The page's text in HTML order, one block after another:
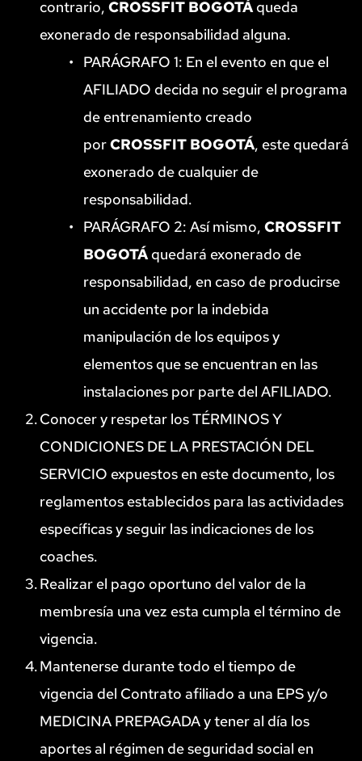
contrario, CROSSFIT BOGOTÁ queda
exonerado de responsabilidad alguna.
PARÁGRAFO 1: En el evento en que el
AFILIADO decida no seguir el programa
de entrenamiento creado
por CROSSFIT BOGOTÁ, este quedará
exonerado de cualquier de
responsabilidad.
PARÁGRAFO 2: Así mismo, CROSSFIT
BOGOTÁ quedará exonerado de
responsabilidad, en caso de producirse
un accidente por la indebida
manipulación de los equipos y
elementos que se encuentran en las
instalaciones por parte del AFILIADO.
Conocer y respetar los TÉRMINOS Y
CONDICIONES DE LA PRESTACIÓN DEL
SERVICIO expuestos en este documento, los
reglamentos establecidos para las actividades
específicas y seguir las indicaciones de los
coaches.
Realizar el pago oportuno del valor de la
membresía una vez esta cumpla el término de
vigencia.
Mantenerse durante todo el tiempo de
vigencia del Contrato afiliado a una EPS y/o
MEDICINA PREPAGADA y tener al día los
aportes al régimen de seguridad social en